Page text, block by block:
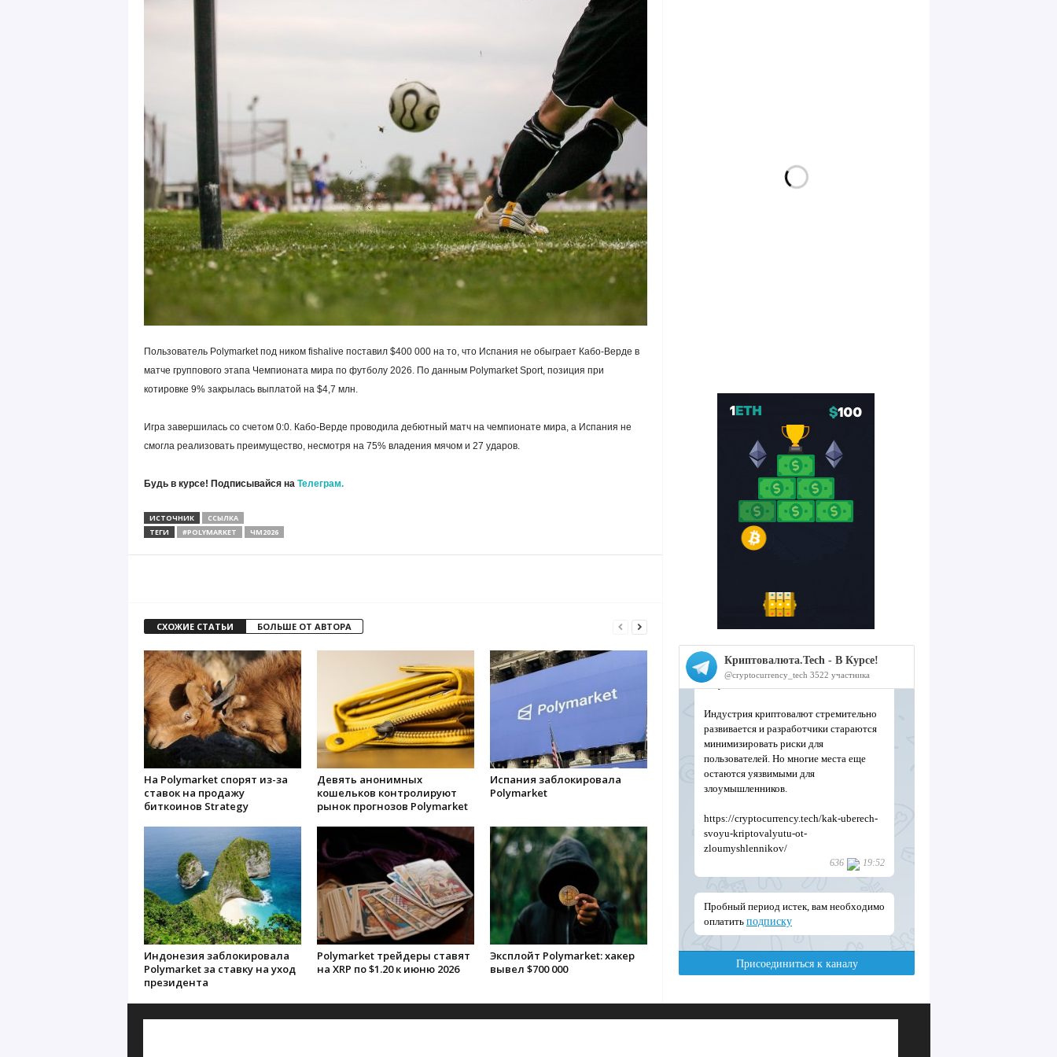
Пользователь Polymarket под ником fishalive поставил $400 000 на то, что Испания не обыграет Кабо-Верде в
матче группового этапа Чемпионата мира по футболу 2026. По данным Polymarket Sport, позиция при
котировке 9% закрылась выплатой на $4,7 млн.
Игра завершилась со счетом 0:0. Кабо-Верде проводила дебютный матч на чемпионате мира, а Испания не
смогла реализовать преимущество, несмотря на 75% владения мячом и 27 ударов.
Будь в курсе! Подписывайся на Телеграм.
ИСТОЧНИК
ССЫЛКА
ТЕГИ
#POLYMARKET ЧМ2026
СХОЖИЕ СТАТЬИ БОЛЬШЕ ОТ АВТОРА
На Polymarket спорят из-за
ставок на продажу
биткоинов Strategy
Девять анонимных
кошельков контролируют
рынок прогнозов Polymarket
Испания заблокировала
Polymarket
Индонезия заблокировала
Polymarket за ставку на уход
президента
Polymarket трейдеры ставят
на XRP по $1.20 к июню 2026
Эксплойт Polymarket: хакер
вывел $700 000